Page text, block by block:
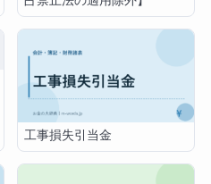
工事損失引当金